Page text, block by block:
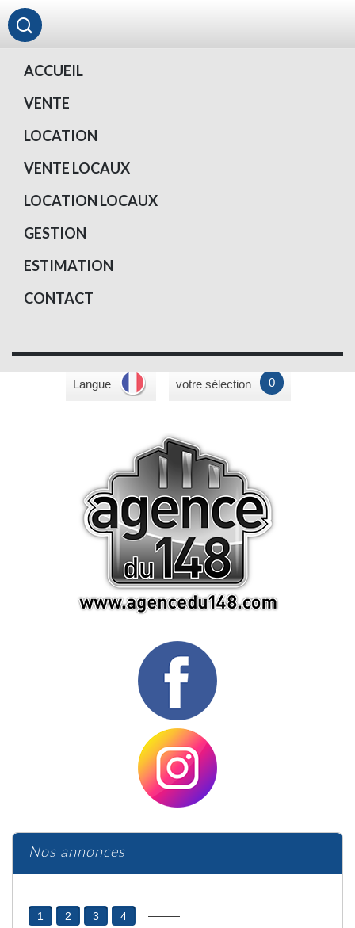
Langue votre sélection 0
ACCUEIL
VENTE
LOCATION
VENTE LOCAUX
LOCATION LOCAUX
GESTION
ESTIMATION
CONTACT
Nos annonces
1 2 3 4